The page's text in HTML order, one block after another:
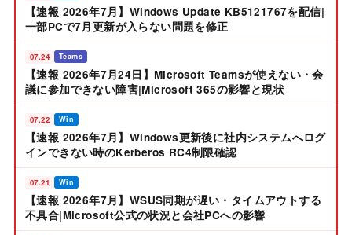
【速報 2026年7月】Windows Update KB5121767を配信|
一部PCで7月更新が入らない問題を修正
07.24 Teams
【速報 2026年7月24日】Microsoft Teamsが使えない・会
議に参加できない障害|Microsoft 365の影響と現状
07.22 Win
【速報 2026年7月】Windows更新後に社内システムへログ
インできない時のKerberos RC4制限確認
07.21 Win
【速報 2026年7月】WSUS同期が遅い・タイムアウトする
不具合|Microsoft公式の状況と会社PCへの影響